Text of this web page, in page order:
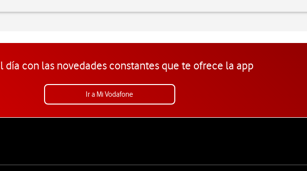
día con las novedades constantes que te ofrece la app
Ir a Mi Vodafone